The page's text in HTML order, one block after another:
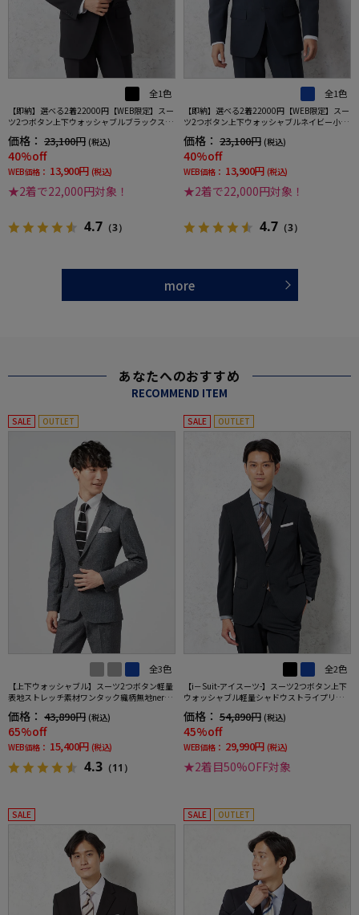
全1色
【即納】選べる2着22000円【WEB限定】スー
ツ2つボタン上下ウォッシャブルブラックスト
価格： 23,100円 (税込)
40%off
WEB価格： 13,900円 (税込)
★2着で22,000円対象！
4.7 （3）
全1色
【即納】選べる2着22000円【WEB限定】スー
ツ2つボタン上下ウォッシャブルネイビー小柄
価格： 23,100円 (税込)
40%off
WEB価格： 13,900円 (税込)
★2着で22,000円対象！
4.7 （3）
more
あなたへのおすすめ
RECOMMEND ITEM
SALE OUTLET
全3色
【上下ウォッシャブル】スーツ2つボタン軽量
表地ストレッチ素材ワンタック織柄無地nero
ン】
価格： 43,890円 (税込)
65%off
WEB価格： 15,400円 (税込)
4.3 （11）
SALE OUTLET
全2色
【i－Suit-アイスーツ-】スーツ2つボタン上下
ウォッシャブル軽量シャドウストライプリッ
価格： 54,890円 (税込)
45%off
WEB価格： 29,990円 (税込)
★2着目50%OFF対象
SALE SALE OUTLET